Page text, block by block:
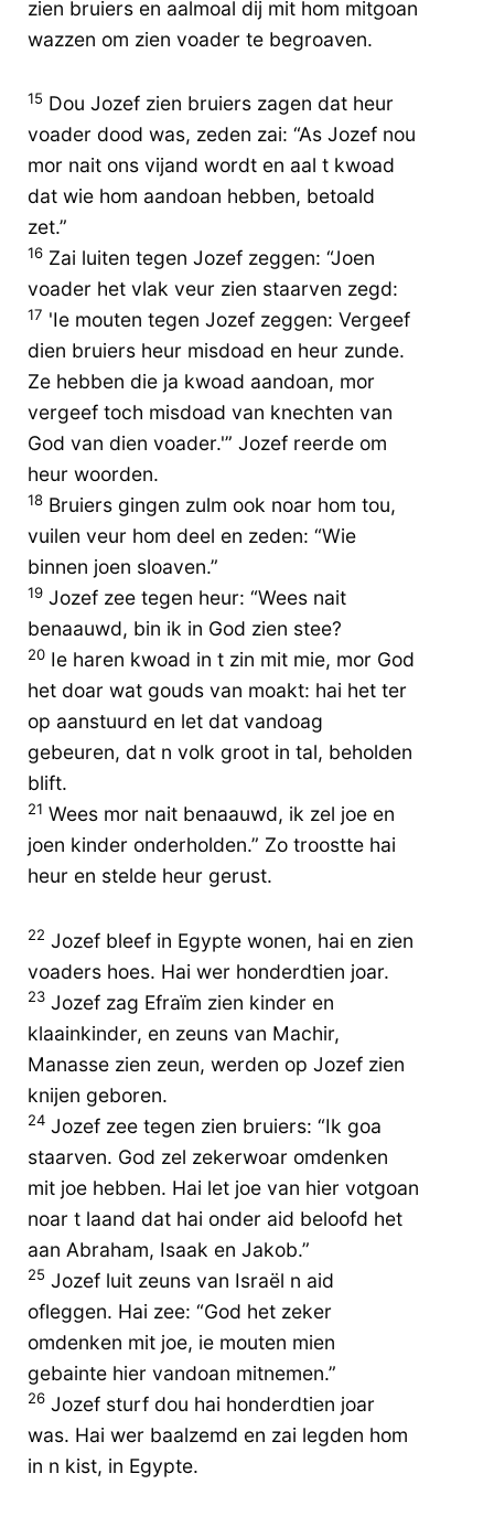
zien bruiers en aalmoal dij mit hom mitgoan
wazzen om zien voader te begroaven.
15 Dou Jozef zien bruiers zagen dat heur
voader dood was, zeden zai: “As Jozef nou
mor nait ons vijand wordt en aal t kwoad
dat wie hom aandoan hebben, betoald
zet.”
16 Zai luiten tegen Jozef zeggen: “Joen
voader het vlak veur zien staarven zegd:
17 'Ie mouten tegen Jozef zeggen: Vergeef
dien bruiers heur misdoad en heur zunde.
Ze hebben die ja kwoad aandoan, mor
vergeef toch misdoad van knechten van
God van dien voader.'” Jozef reerde om
heur woorden.
18 Bruiers gingen zulm ook noar hom tou,
vuilen veur hom deel en zeden: “Wie
binnen joen sloaven.”
19 Jozef zee tegen heur: “Wees nait
benaauwd, bin ik in God zien stee?
20 Ie haren kwoad in t zin mit mie, mor God
het doar wat gouds van moakt: hai het ter
op aanstuurd en let dat vandoag
gebeuren, dat n volk groot in tal, beholden
blift.
21 Wees mor nait benaauwd, ik zel joe en
joen kinder onderholden.” Zo troostte hai
heur en stelde heur gerust.
22 Jozef bleef in Egypte wonen, hai en zien
voaders hoes. Hai wer honderdtien joar.
23 Jozef zag Efraïm zien kinder en
klaainkinder, en zeuns van Machir,
Manasse zien zeun, werden op Jozef zien
knijen geboren.
24 Jozef zee tegen zien bruiers: “Ik goa
staarven. God zel zekerwoar omdenken
mit joe hebben. Hai let joe van hier votgoan
noar t laand dat hai onder aid beloofd het
aan Abraham, Isaak en Jakob.”
25 Jozef luit zeuns van Israël n aid
ofleggen. Hai zee: “God het zeker
omdenken mit joe, ie mouten mien
gebainte hier vandoan mitnemen.”
26 Jozef sturf dou hai honderdtien joar
was. Hai wer baalzemd en zai legden hom
in n kist, in Egypte.